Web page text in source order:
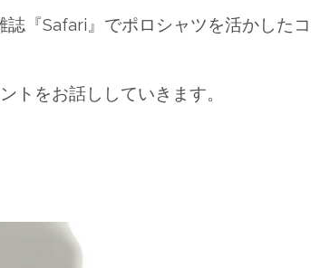
『Safari』でポロシャツを活かした
トをお話ししていきます。